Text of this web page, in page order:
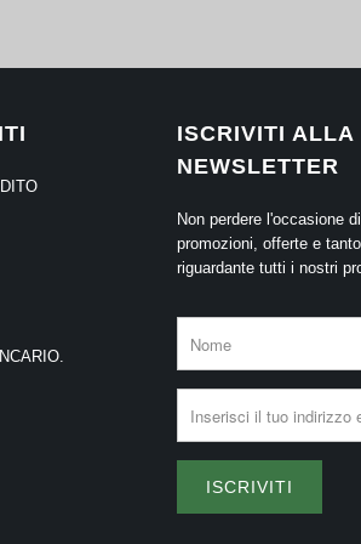
ISCRIVITI ALLA
NEWSLETTER
Non perdere l'occasione
promozioni, offerte e
riguardante tutti i nostri